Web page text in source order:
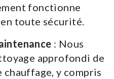
fonctionne
toute sécurité.
: Nous
approfondi de
y compris